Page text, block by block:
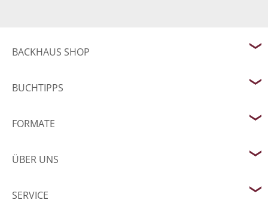
BACKHAUS SHOP
BUCHTIPPS
FORMATE
ÜBER UNS
SERVICE